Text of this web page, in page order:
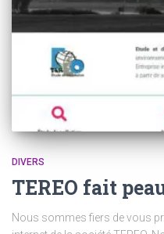
DIVERS
TEREO fait
Nous sommes fiers de vous